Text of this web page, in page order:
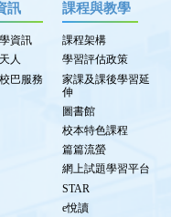
訊
資訊
人
巴服務
課程與教學
課程架構
學習評估政策
家課及課後學習延
伸
圖書館
校本特色課程
篇篇流螢
網上試題學習平台
STAR
e悅讀